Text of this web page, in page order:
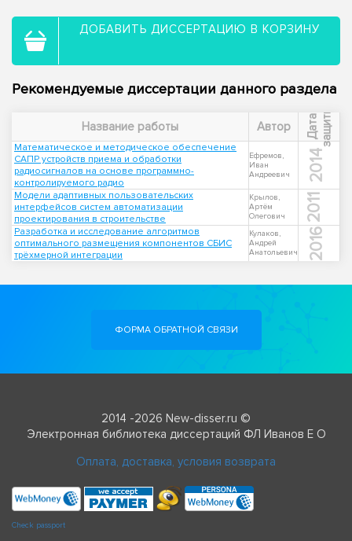
ДОБАВИТЬ ДИССЕРТАЦИЮ В КОРЗИНУ
Рекомендуемые диссертации данного раздела
Название работы Автор Д
а
т
а
з
а
щ
и
т ы
Математическое и методическое обеспечение
САПР устройств приема и обработки
радиосигналов на основе программно-
контролируемого радио
Ефремов,
Иван
Андреевич
2014
Модели адаптивных пользовательских
интерфейсов систем автоматизации
проектирования в строительстве
Крылов,
Артём
Олегович
2011
Разработка и исследование алгоритмов
оптимального размещения компонентов СБИС
трёхмерной интеграции
Кулаков,
Андрей
Анатольевич
2016
ФОРМА ОБРАТНОЙ СВЯЗИ
2014 -2026 New-disser.ru ©
Электронная библиотека диссертаций ФЛ Иванов Е О
Оплата, доставка, условия возврата
Check passport